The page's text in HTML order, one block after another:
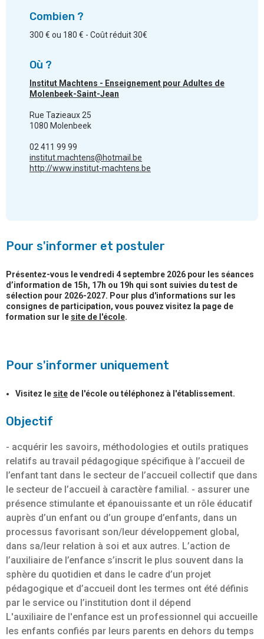
Objectif
- acquérir les savoirs, méthodologies et outils pratiques
relatifs au travail pédagogique spécifique à l’accueil de
l’enfant tant dans le secteur de l’accueil collectif que dans
le secteur de l’accueil à caractère familial. - assurer une
présence stimulante et épanouissante et un rôle éducatif
auprès d’un enfant ou d’un groupe d’enfants, dans un
processus favorisant son/leur développement global,
dans sa/leur relation à soi et aux autres. L’action de
l’auxiliaire de l’enfance s’inscrit le plus souvent dans la
sphère du quotidien et dans le cadre d’un projet
pédagogique et d’accueil dont les termes ont été définis
par le service ou l’institution dont il dépend
L'auxiliaire de l'enfance est un professionnel qui accueille
les enfants confiés par leurs parents en dehors du temps
Combien ?
300 € ou 180 € - Coût réduit 30€
Où ?
Institut Machtens - Enseignement pour Adultes de
Molenbeek-Saint-Jean
Rue Tazieaux 25
1080 Molenbeek
02 411 99 99
institut.machtens@hotmail.be
http://www.institut-machtens.be
Pour s'informer et postuler
Présentez-vous le vendredi 4 septembre 2026 pour les séances
d’information de 15h, 17h ou 19h qui sont suivies du test de
sélection pour 2026-2027. Pour plus d'informations sur les
consignes de participation, vous pouvez visitez la page de
formation sur le site de l'école.
Pour s'informer uniquement
Visitez le site de l'école ou téléphonez à l'établissement.